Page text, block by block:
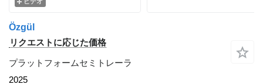
Özgül
リクエストに応じた価格
プラットフォームセミトレーラ
2025